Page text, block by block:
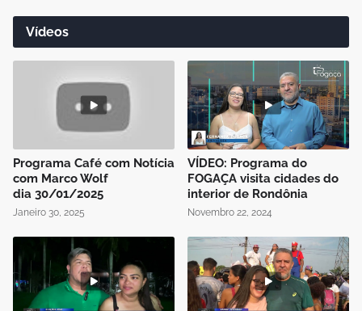
Vídeos
Programa Café com Notícia
com Marco Wolf
dia 30/01/2025
Janeiro 30, 2025
VÍDEO: Programa do
FOGAÇA visita cidades do
interior de Rondônia
Novembro 22, 2024